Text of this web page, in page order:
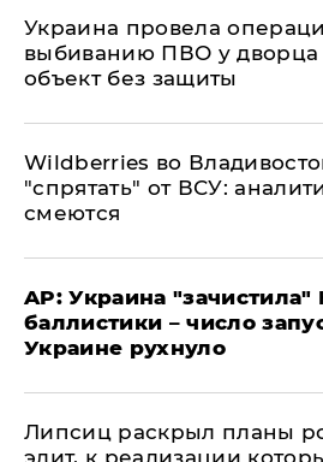
Украина провела
выбиванию ПВО у
объект без защиты
Wildberries во
"спрятать" от ВСУ:
смеются
AP: Украина
баллистики – число
Украине рухнуло
Липсиц раскрыл планы
элит, к реализации